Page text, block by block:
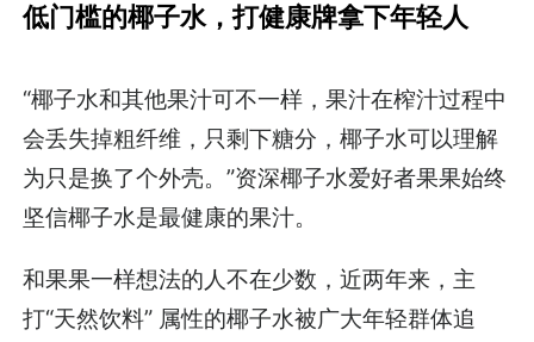
低门槛的椰子水，打健康牌拿下年轻人
“椰子水和其他果汁可不一样，果汁在榨汁过程中
会丢失掉粗纤维，只剩下糖分，椰子水可以理解
为只是换了个外壳。”资深椰子水爱好者果果始终
坚信椰子水是最健康的果汁。
和果果一样想法的人不在少数，近两年来，主
打“天然饮料” 属性的椰子水被广大年轻群体追